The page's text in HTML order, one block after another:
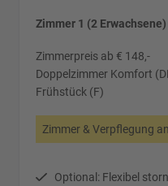
Zimmer 1 (2 Erwachsene)
Zimmerpreis ab € 148,-
Doppelzimmer Komfort
Frühstück (F)
Zimmer & Verpflegung
Optional: Flexibel